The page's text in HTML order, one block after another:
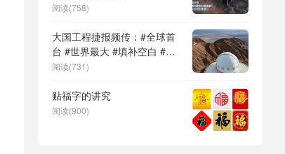
阅读(758)
大国工程捷报频传：#全球首
台 #世界最大 #填补空白 #突
破关键节点
阅读(731)
贴福字的讲究
阅读(900)